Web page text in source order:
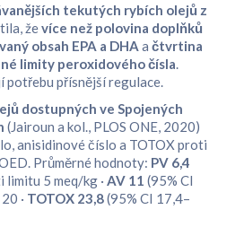
tekutých rybích olejů z
ževíce než polovina doplňků
obsah EPA a DHA a čtvrtina
limity peroxidového čísla
přísnější regulace.
dostupných ve Spojených
(Jairoun a kol., PLOS ONE, 2020)
anisidinové číslo a TOTOX proti
Průměrné hodnoty: PV 6,4
5 meq/kg · AV 11 (95% CI
· TOTOX 23,8(95% CI 17,4–